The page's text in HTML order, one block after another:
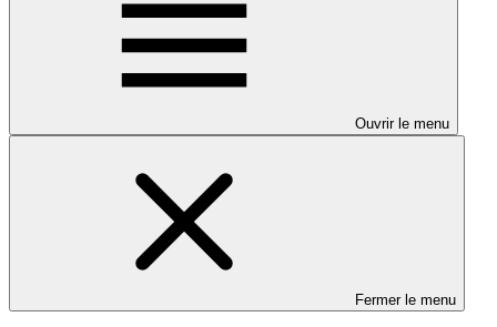
Ouvrir le menu
Fermer le menu